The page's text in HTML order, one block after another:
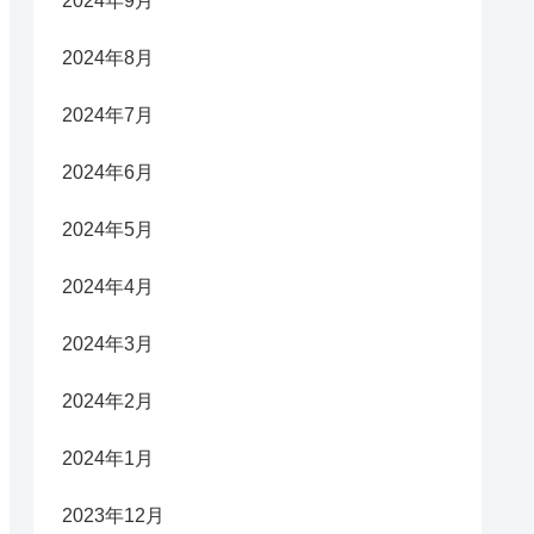
2024年8月
2024年7月
2024年6月
2024年5月
2024年4月
2024年3月
2024年2月
2024年1月
2023年12月